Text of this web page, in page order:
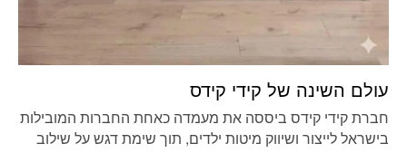
עולם השינה של קידי קידס
חברת קידי קידס ביססה את מעמדה כאחת החברות המובילות
בישראל לייצור ושיווק מיטות ילדים, תוך שימת דגש על שילוב